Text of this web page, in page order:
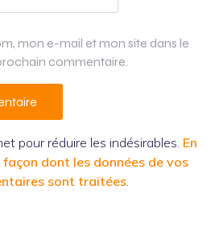
mon e-mail et mon site dans le
commentaire.
pour réduire les indésirables. En
dont les données de vos
sont traitées.